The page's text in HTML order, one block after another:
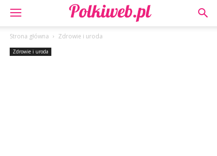
Strona główna Zdrowie i uroda
Zdrowie i uroda